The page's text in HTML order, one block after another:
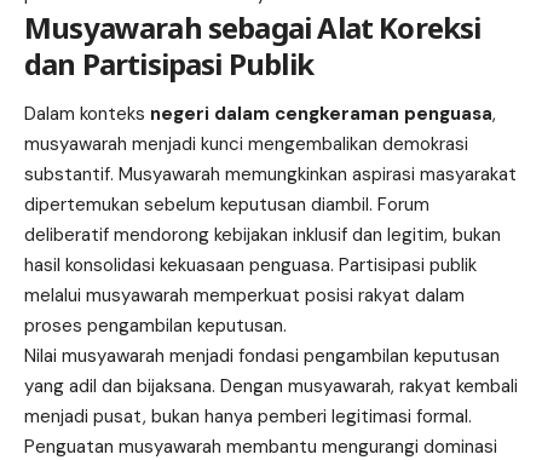
Musyawarah sebagai Alat Koreksi
dan Partisipasi Publik
Dalam konteks negeri dalam cengkeraman penguasa,
musyawarah menjadi kunci mengembalikan demokrasi
substantif. Musyawarah memungkinkan aspirasi masyarakat
dipertemukan sebelum keputusan diambil. Forum
deliberatif mendorong kebijakan inklusif dan legitim, bukan
hasil konsolidasi kekuasaan penguasa. Partisipasi publik
melalui musyawarah memperkuat posisi rakyat dalam
proses pengambilan keputusan.
Nilai musyawarah menjadi fondasi pengambilan keputusan
yang adil dan bijaksana. Dengan musyawarah, rakyat kembali
menjadi pusat, bukan hanya pemberi legitimasi formal.
Penguatan musyawarah membantu mengurangi dominasi